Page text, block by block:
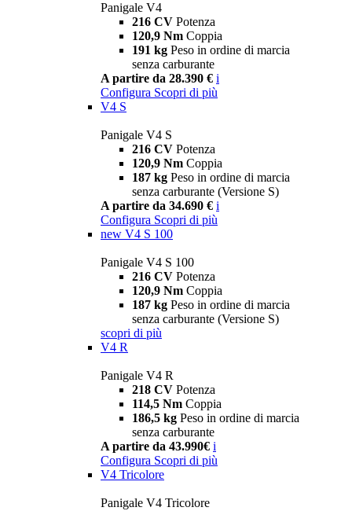
Panigale V4
216 CV Potenza
120,9 Nm Coppia
191 kg Peso in ordine di marcia
senza carburante
A partire da 28.390 € i
Configura Scopri di più
V4 S
Panigale V4 S
216 CV Potenza
120,9 Nm Coppia
187 kg Peso in ordine di marcia
senza carburante (Versione S)
A partire da 34.690 € i
Configura Scopri di più
new V4 S 100
Panigale V4 S 100
216 CV Potenza
120,9 Nm Coppia
187 kg Peso in ordine di marcia
senza carburante (Versione S)
scopri di più
V4 R
Panigale V4 R
218 CV Potenza
114,5 Nm Coppia
186,5 kg Peso in ordine di marcia
senza carburante
A partire da 43.990€ i
Configura Scopri di più
V4 Tricolore
Panigale V4 Tricolore